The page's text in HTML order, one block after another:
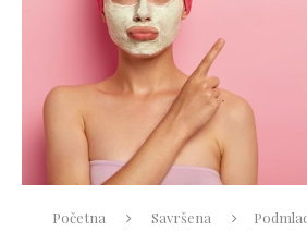
Početna Savršena